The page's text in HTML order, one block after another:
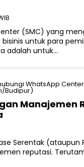
(SMC) yang
untuk para
adalah untuk…
Manajemen
Serentak
reputasi.